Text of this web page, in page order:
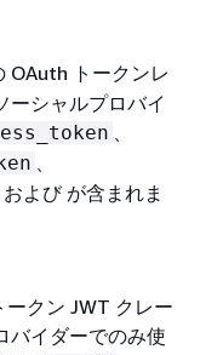
OAuth トークンレ
ーシャルプロバイ
、
、
および が含まれま
クン JWT クレー
バイダーでのみ使